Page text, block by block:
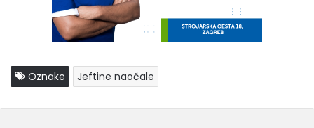
Oznake Jeftine naočale